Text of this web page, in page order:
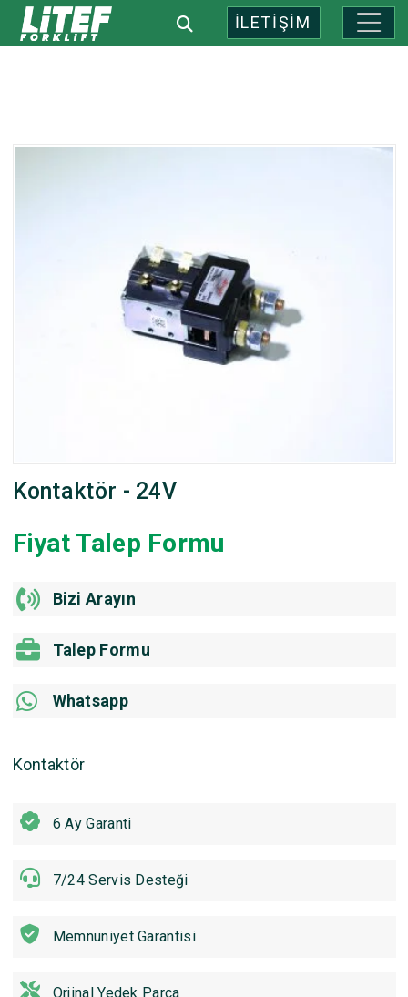
İLETİŞİM
Kontaktör - 24V
Fiyat Talep Formu
Bizi Arayın
Talep Formu
Whatsapp
Kontaktör
6 Ay Garanti
7/24 Servis Desteği
Memnuniyet Garantisi
Orjinal Yedek Parça